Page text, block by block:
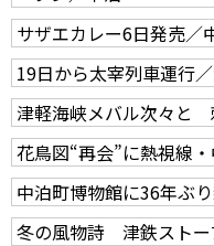
サザエカレー6日発売／
19日から太宰列車運行
津軽海峡メバル次々と
花鳥図“再会”に熱視線
中泊町博物館に36年ぶ
冬の風物詩 津鉄ストー